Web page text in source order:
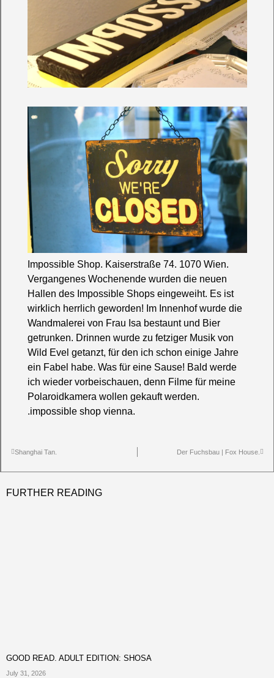
mpossible Shop. Kaiserstraße 74. 1070 Wien.
Vergangenes Wochenende wurden die neuen
Hallen des Impossible Shops eingeweiht. Es ist
wirklich herrlich geworden! Im Innenhof wurde die
Wandmalerei von Frau Isa bestaunt und Bier
getrunken. Drinnen wurde zu fetziger Musik von
Wild Evel getanzt, für den ich schon einige Jahre
ein Fabel habe. Was für eine Sause! Bald werde
ich wieder vorbeischauen, denn Filme für meine
Polaroidkamera wollen gekauft werden.
.impossible shop vienna.
Shanghai Tan. Der Fuchsbau | Fox House.
FURTHER READING
GOOD READ. ADULT EDITION: SHOSA
July 31, 2026